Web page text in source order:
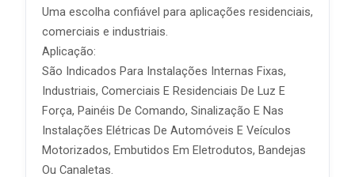
Uma escolha confiável para aplicações residenciais,
comerciais e industriais.
Aplicação:
São Indicados Para Instalações Internas Fixas,
Industriais, Comerciais E Residenciais De Luz E
Força, Painéis De Comando, Sinalização E Nas
Instalações Elétricas De Automóveis E Veículos
Motorizados, Embutidos Em Eletrodutos, Bandejas
Ou Canaletas.